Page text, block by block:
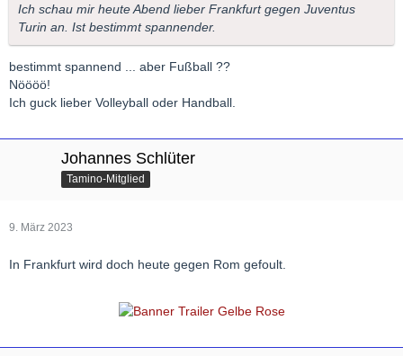
Ich schau mir heute Abend lieber Frankfurt gegen Juventus
Turin an. Ist bestimmt spannender.
bestimmt spannend ... aber Fußball ??
Nöööö!
Ich guck lieber Volleyball oder Handball.
Johannes Schlüter
Tamino-Mitglied
9. März 2023
In Frankfurt wird doch heute gegen Rom gefoult.